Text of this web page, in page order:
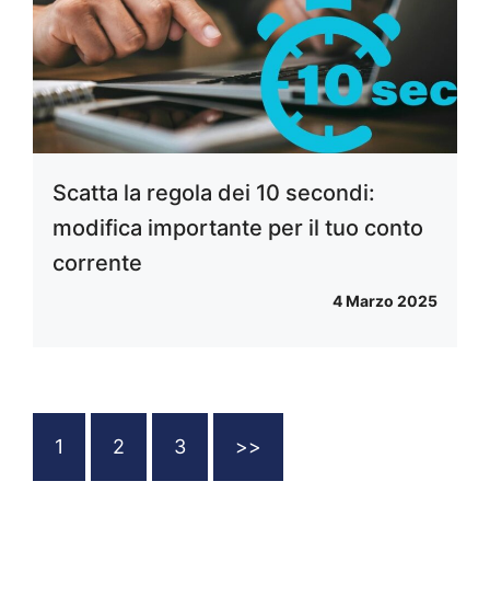
Scatta la regola dei 10 secondi:
modifica importante per il tuo conto
corrente
4 Marzo 2025
1 2 3 >>